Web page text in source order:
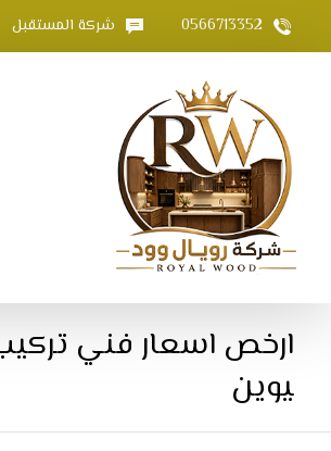
0566713352 شركة المستقبل
ارخص اسعار فني
يوين